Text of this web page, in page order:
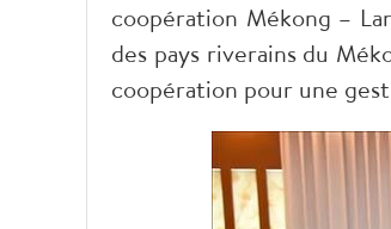
coopération Mékong –
des pays riverains du
coopération pour une